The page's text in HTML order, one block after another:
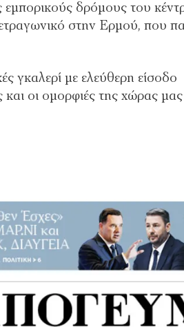
εμπορικούς δρόμους του
στην Ερμού, που
γκαλερί με ελεύθερη είσοδο
οι ομορφιές της χώρας